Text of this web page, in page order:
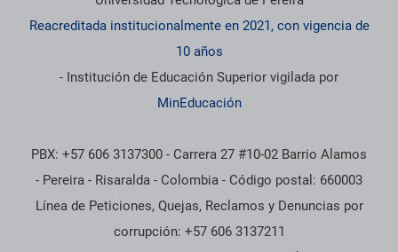
Reacreditada institucionalmente en 2021, con vigencia de
10 años
- Institución de Educación Superior vigilada por
MinEducación
PBX: +57 606 3137300 - Carrera 27 #10-02 Barrio Alamos
- Pereira - Risaralda - Colombia - Código postal: 660003
Línea de Peticiones, Quejas, Reclamos y Denuncias por
corrupción: +57 606 3137211